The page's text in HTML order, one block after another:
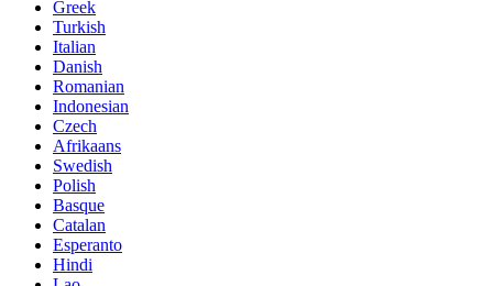
Greek
Turkish
Italian
Danish
Romanian
Indonesian
Czech
Afrikaans
Swedish
Polish
Basque
Catalan
Esperanto
Hindi